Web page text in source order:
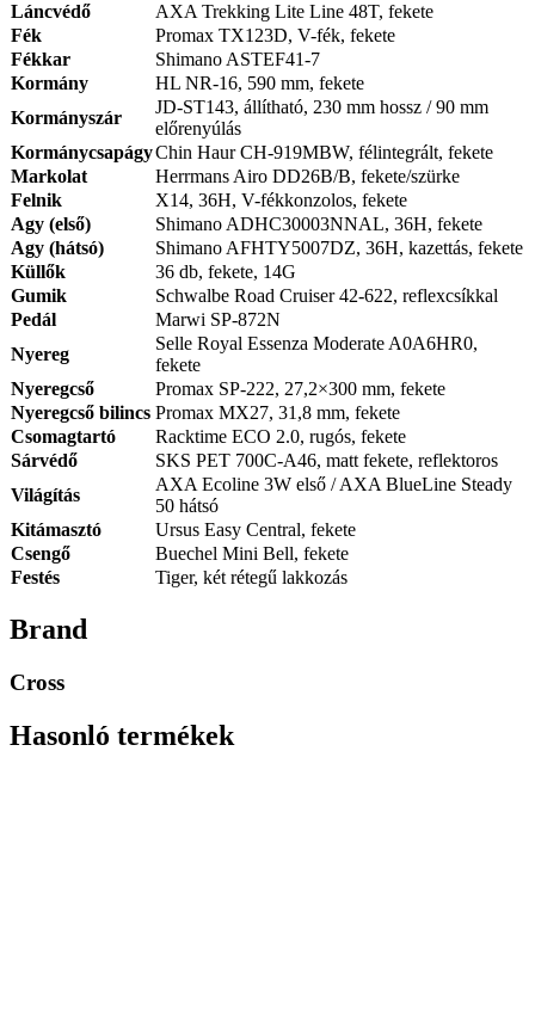
Láncvédő
AXA Trekking Lite Line 48T, fekete
Fék
Promax TX123D, V-fék, fekete
Fékkar
Shimano ASTEF41-7
Kormány
HL NR-16, 590 mm, fekete
Kormányszár
JD-ST143, állítható, 230 mm hossz / 90 mm
előrenyúlás
KormánycsapágyChin Haur CH-919MBW, félintegrált, fekete
Markolat
Herrmans Airo DD26B/B, fekete/szürke
Felnik
X14, 36H, V-fékkonzolos, fekete
Agy (első)
Shimano ADHC30003NNAL, 36H, fekete
Agy (hátsó)
Shimano AFHTY5007DZ, 36H, kazettás, fekete
Küllők
36 db, fekete, 14G
Gumik
Schwalbe Road Cruiser 42-622, reflexcsíkkal
Pedál
Marwi SP-872N
Nyereg
Selle Royal Essenza Moderate A0A6HR0,
fekete
Nyeregcső
Promax SP-222, 27,2×300 mm, fekete
Nyeregcső bilincs Promax MX27, 31,8 mm, fekete
Csomagtartó
Racktime ECO 2.0, rugós, fekete
Sárvédő
SKS PET 700C-A46, matt fekete, reflektoros
Világítás
AXA Ecoline 3W első / AXA BlueLine Steady
50 hátsó
Kitámasztó
Ursus Easy Central, fekete
Csengő
Buechel Mini Bell, fekete
Festés
Tiger, két rétegű lakkozás
Brand
Cross
Hasonló termékek